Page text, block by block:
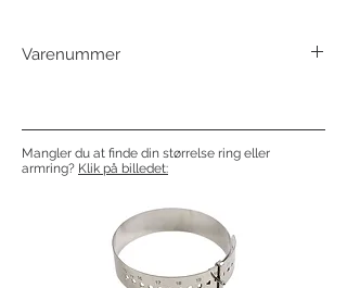
Varenummer
Mangler du at finde din størrelse ring eller
armring? Klik på billedet: